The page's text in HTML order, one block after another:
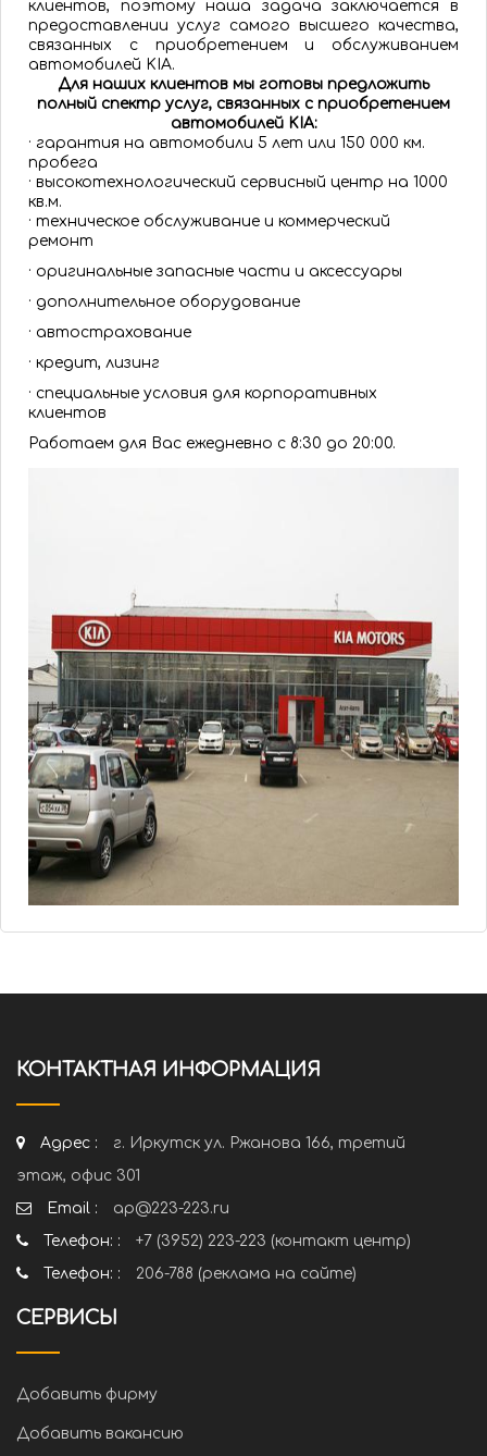
клиентов, поэтому наша задача заключается в
предоставлении услуг самого высшего качества,
связанных с приобретением и обслуживанием
автомобилей KIA.
Для наших клиентов мы готовы предложить
полный спектр услуг, связанных с приобретением
автомобилей KIA:
· гарантия на автомобили 5 лет или 150 000 км.
пробега
· высокотехнологический сервисный центр на 1000
кв.м.
· техническое обслуживание и коммерческий
ремонт
· оригинальные запасные части и аксессуары
· дополнительное оборудование
· автострахование
· кредит, лизинг
· специальные условия для корпоративных
клиентов
Работаем для Вас ежедневно с 8:30 до 20:00.
КОНТАКТНАЯ ИНФОРМАЦИЯ
Адрес :
г. Иркутск ул. Ржанова 166, третий
этаж, офис 301
Email :
ap@223-223.ru
Телефон: :
+7 (3952) 223-223 (контакт центр)
Телефон: :
206-788 (реклама на сайте)
СЕРВИСЫ
Добавить фирму
Добавить вакансию